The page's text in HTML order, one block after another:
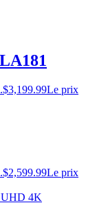
$3,199.99Le prix
$2,599.99Le prix